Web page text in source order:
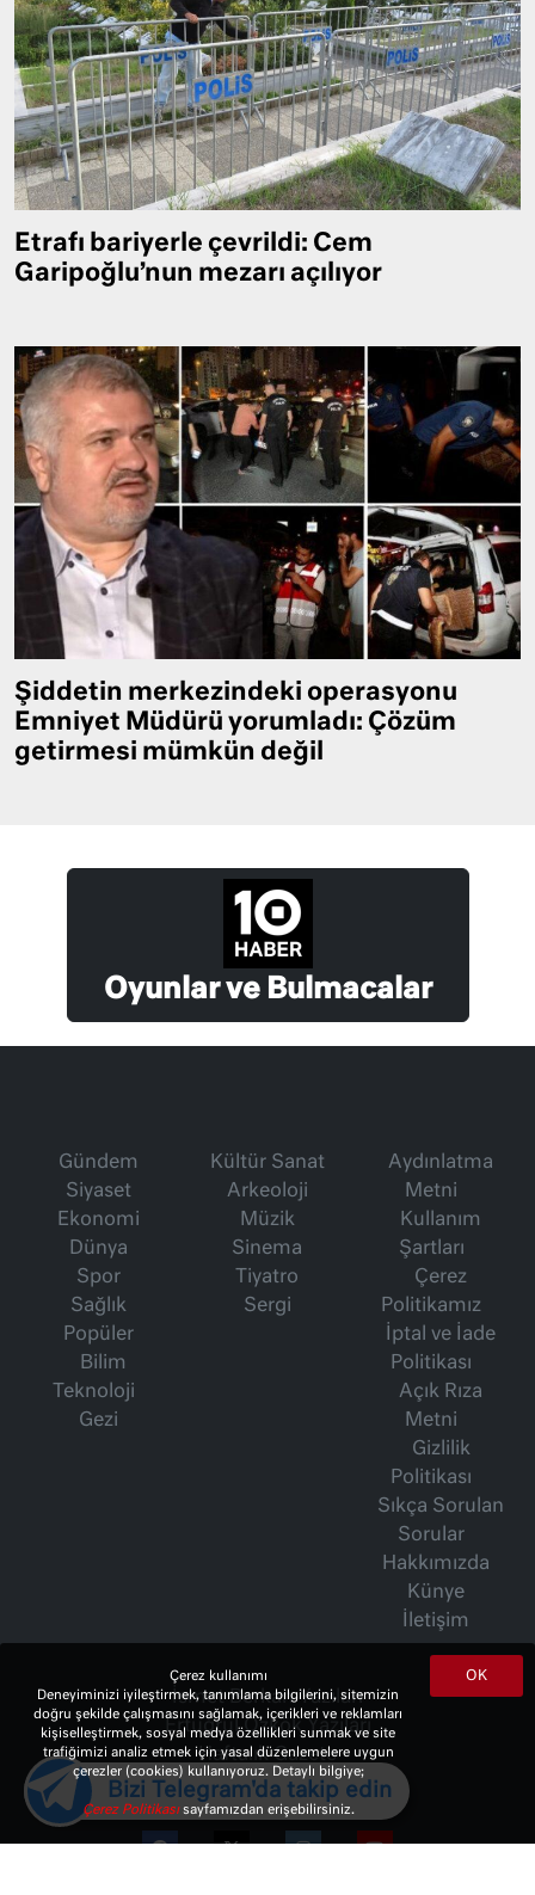
Etrafı bariyerle çevrildi: Cem
Garipoğlu’nun mezarı açılıyor
Şiddetin merkezindeki operasyonu
Emniyet Müdürü yorumladı: Çözüm
getirmesi mümkün değil
Oyunlar ve Bulmacalar
Gündem
Siyaset
Ekonomi
Dünya
Spor
Sağlık
Popüler
Bilim
Teknoloji
Gezi
Kültür Sanat
Arkeoloji
Müzik
Sinema
Tiyatro
Sergi
Aydınlatma
Metni
Kullanım
Şartları
Çerez
Politikamız
İptal ve İade
Politikası
Açık Rıza
Metni
Gizlilik
Politikası
Sıkça Sorulan
Sorular
Hakkımızda
Künye
İletişim
İsmet Berkan Yazıları
Ertuğrul Özkök Yazıları
Haftalık Gazete
OK
Çerez kullanımı
Deneyiminizi iyileştirmek, tanımlama bilgilerini, sitemizin
doğru şekilde çalışmasını sağlamak, içerikleri ve reklamları
kişiselleştirmek, sosyal medya özellikleri sunmak ve site
trafiğimizi analiz etmek için yasal düzenlemelere uygun
çerezler (cookies) kullanıyoruz. Detaylı bilgiye;
Çerez Politikasısayfamızdan erişebilirsiniz.
Bizi Telegram'da takip edin